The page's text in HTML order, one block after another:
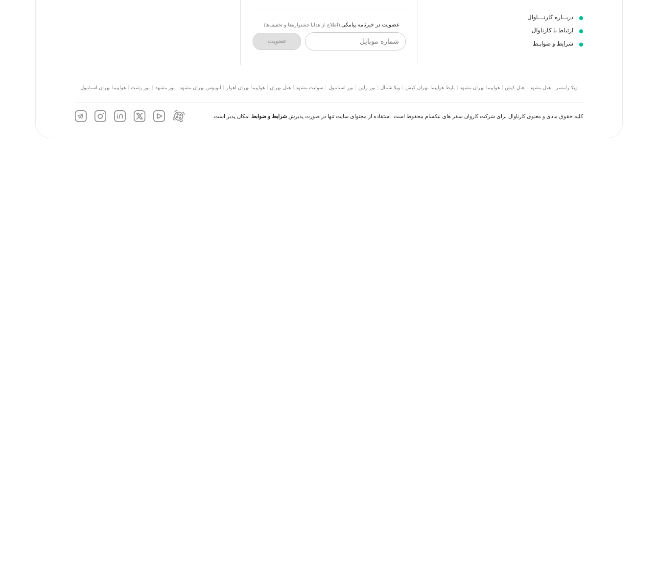
دربــاره کارنـــاوال
ارتباط با کارناوال
شرایط و ضوابـط
عضویت در خبرنامه پیامکی (اطلاع از هدایا جشنواره‌ها و تخفیف‌ها)
شماره موبایل عضویت
ویلا رامسر هتل مشهد هتل کیش هواپیما تهران مشهد بلیط هواپیما تهران کیش ویلا شمال تور ژاپن تور استانبول سوئیت مشهد هتل تهران هواپیما تهران اهواز اتوبوس تهران مشهد تور مشهد تور رشت هواپیما تهران استانبول
کلیه حقوق مادی و معنوی کارناوال برای شرکت کاروان سفر های نیکسام محفوظ است. استفاده از محتوای سایت تنها در صورت پذیرش شرایط و ضوابط امکان پذیر است.